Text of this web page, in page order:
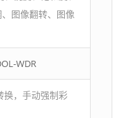
图像翻转、图像
WDR
换，手动强制彩